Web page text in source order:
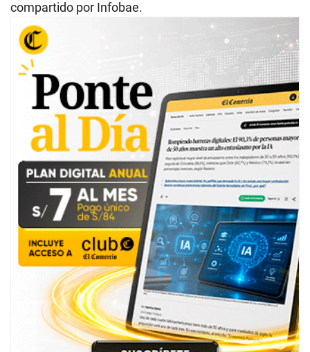
compartido por Infobae.